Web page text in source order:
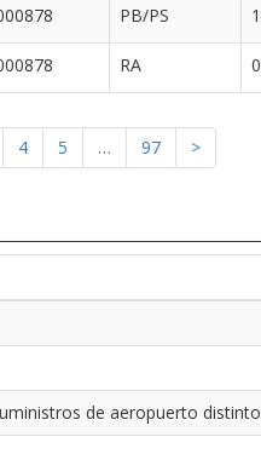
PB/PS
RA
4 5 … 97 >
de aeropuerto